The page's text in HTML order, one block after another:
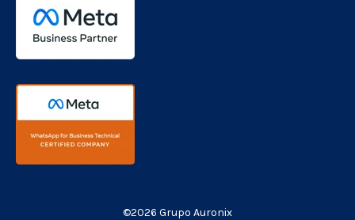
©2026 Grupo Auronix